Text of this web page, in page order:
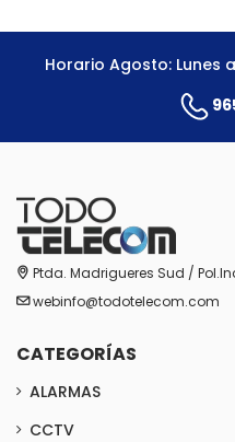
Horario Agosto: Lunes
Ptda. Madrigueres Sud /
webinfo@todotelecom.com
CATEGORÍAS
ALARMAS
CCTV